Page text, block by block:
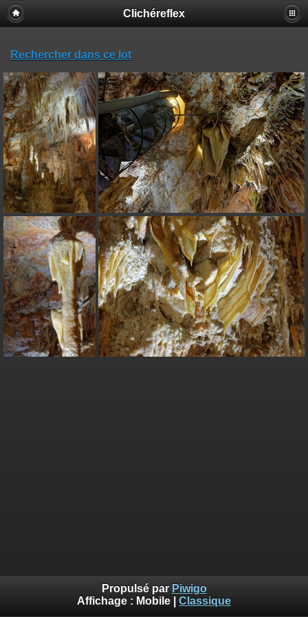
Clichéreflex
Rechercher dans ce lot
Propulsé par Piwigo
Affichage : Mobile Classique